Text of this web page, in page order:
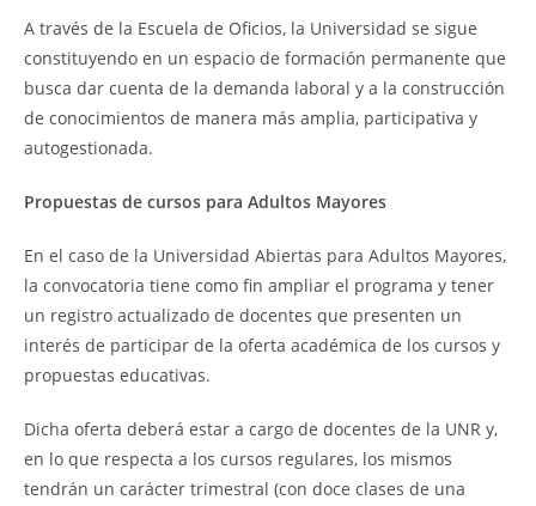
A través de la Escuela de Oficios, la Universidad se sigue
constituyendo en un espacio de formación permanente que
busca dar cuenta de la demanda laboral y a la construcción
de conocimientos de manera más amplia, participativa y
autogestionada.
Propuestas de cursos para Adultos Mayores
En el caso de la Universidad Abiertas para Adultos Mayores,
la convocatoria tiene como fin ampliar el programa y tener
un registro actualizado de docentes que presenten un
interés de participar de la oferta académica de los cursos y
propuestas educativas.
Dicha oferta deberá estar a cargo de docentes de la UNR y,
en lo que respecta a los cursos regulares, los mismos
tendrán un carácter trimestral (con doce clases de una